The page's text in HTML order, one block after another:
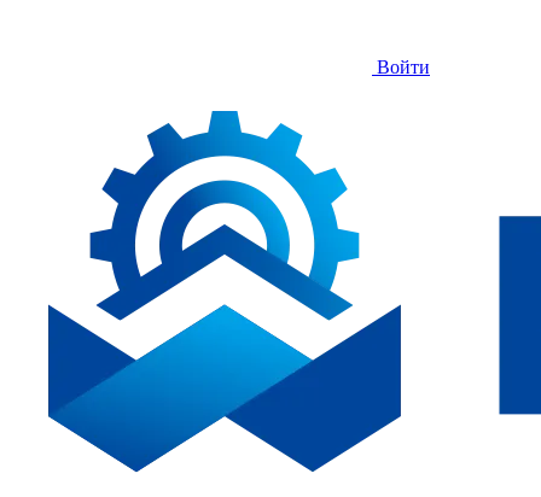
Войти